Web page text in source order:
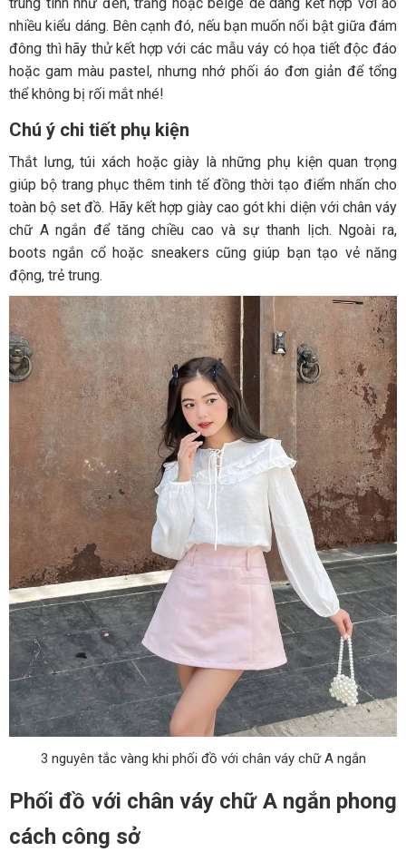
nhiều kiểu dáng. Bên cạnh đó, nếu bạn muốn nổi bật giữa đám
đông thì hãy thử kết hợp với các mẫu váy có họa tiết độc đáo
hoặc gam màu pastel, nhưng nhớ phối áo đơn giản để tổng
thể không bị rối mắt nhé!
Chú ý chi tiết phụ kiện
Thắt lưng, túi xách hoặc giày là những phụ kiện quan trọng
giúp bộ trang phục thêm tinh tế đồng thời tạo điểm nhấn cho
toàn bộ set đồ. Hãy kết hợp giày cao gót khi diện với chân váy
chữ A ngắn để tăng chiều cao và sự thanh lịch. Ngoài ra,
boots ngắn cổ hoặc sneakers cũng giúp bạn tạo vẻ năng
động, trẻ trung.
3 nguyên tắc vàng khi phối đồ với chân váy chữ A ngắn
Phối đồ với chân váy chữ A ngắn phong
cách công sở